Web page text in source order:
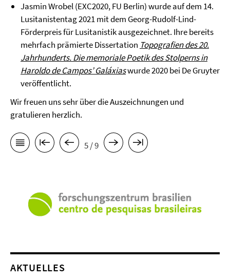
Jasmin Wrobel (EXC2020, FU Berlin) wurde auf dem 14.
Lusitanistentag 2021 mit dem Georg-Rudolf-Lind-
Förderpreis für Lusitanistik ausgezeichnet. Ihre bereits
mehrfach prämierte Dissertation Topografien des 20.
Jahrhunderts. Die memoriale Poetik des Stolperns in
Haroldo de Campos’ Galáxiaswurde 2020 bei De Gruyter
veröffentlicht.
Wir freuen uns sehr über die Auszeichnungen und
gratulieren herzlich.
5 / 9
AKTUELLES